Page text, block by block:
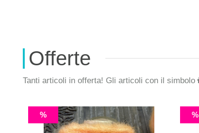
Offerte
Tanti articoli in offerta! Gli articoli con il simbolo
% %